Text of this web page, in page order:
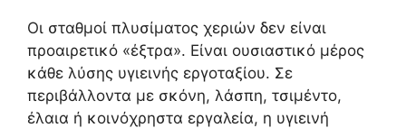
Οι σταθμοί πλυσίματος χεριών δεν είναι
προαιρετικό «έξτρα». Είναι ουσιαστικό μέρος
κάθε λύσης υγιεινής εργοταξίου. Σε
περιβάλλοντα με σκόνη, λάσπη, τσιμέντο,
έλαια ή κοινόχρηστα εργαλεία, η υγιεινή